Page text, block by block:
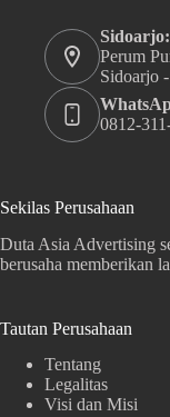
Perum
Sidoarjo
0812-
Sekilas Perusahaan
Duta Asia Advertising
berusaha memberikan
Tautan Perusahaan
Tentang
Legalitas
Visi dan Misi